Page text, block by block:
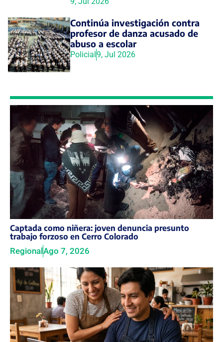
Continúa investigación contra
profesor de danza acusado de
abuso a escolar
Policial9, Jul 2026
Captada como niñera: joven denuncia presunto
trabajo forzoso en Cerro Colorado
Regional Ago 7, 2026